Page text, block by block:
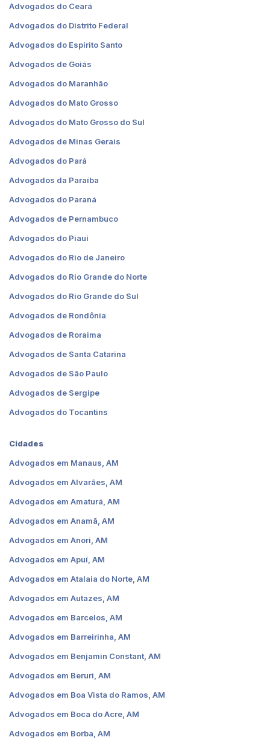
Advogados do Ceará
Advogados do Distrito Federal
Advogados do Espírito Santo
Advogados de Goiás
Advogados do Maranhão
Advogados do Mato Grosso
Advogados do Mato Grosso do Sul
Advogados de Minas Gerais
Advogados do Pará
Advogados da Paraíba
Advogados do Paraná
Advogados de Pernambuco
Advogados do Piauí
Advogados do Rio de Janeiro
Advogados do Rio Grande do Norte
Advogados do Rio Grande do Sul
Advogados de Rondônia
Advogados de Roraima
Advogados de Santa Catarina
Advogados de São Paulo
Advogados de Sergipe
Advogados do Tocantins
Cidades
Advogados em Manaus, AM
Advogados em Alvarães, AM
Advogados em Amaturá, AM
Advogados em Anamã, AM
Advogados em Anori, AM
Advogados em Apuí, AM
Advogados em Atalaia do Norte, AM
Advogados em Autazes, AM
Advogados em Barcelos, AM
Advogados em Barreirinha, AM
Advogados em Benjamin Constant, AM
Advogados em Beruri, AM
Advogados em Boa Vista do Ramos, AM
Advogados em Boca do Acre, AM
Advogados em Borba, AM